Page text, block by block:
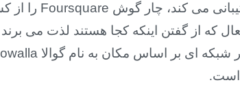
می کند، چار گوش Foursquare را از
که از گفتن اینکه کجا هستند لذت می
شبکه ای بر اساس مکان به نام گوالا
است.